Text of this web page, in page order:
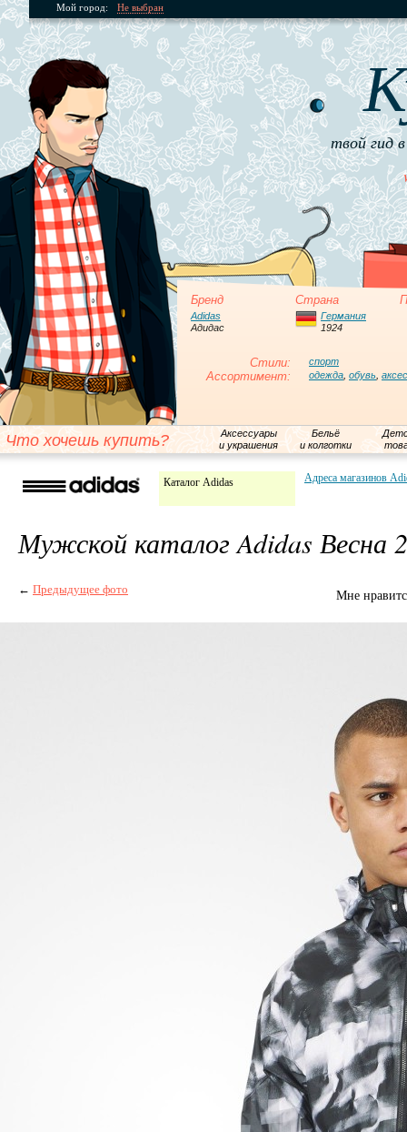
Мой город: Не выбран
твой гид
Бренд Страна
Adidas
Адидас
Германия
1924
Стили: спорт
Ассортимент: одежда обувь
Что хочешь купить?
Аксессуары
и украшения
Бельё
и колготки
Каталог Adidas Адреса магазинов
Мужской каталог Adidas Весна
← Предыдущее фото Мне